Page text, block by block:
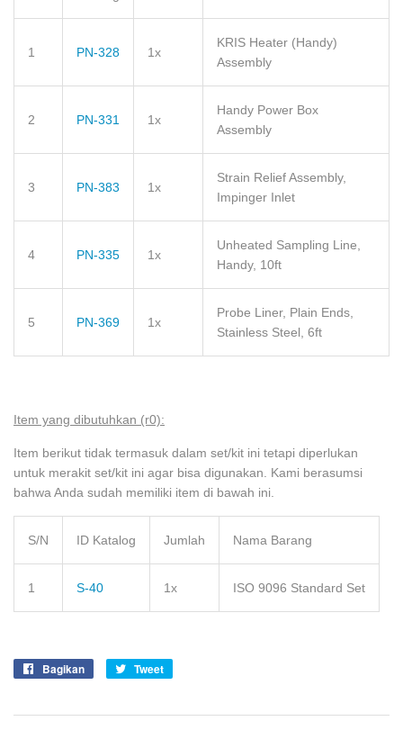
1 PN-328 1x
KRIS Heater (Handy)
Assembly
2 PN-331 1x
Handy Power Box
Assembly
3 PN-383 1x
Strain Relief Assembly,
Impinger Inlet
4 PN-335 1x
Unheated Sampling Line,
Handy, 10ft
5 PN-369 1x
Probe Liner, Plain Ends,
Stainless Steel, 6ft
Item yang dibutuhkan (r0):
Item berikut tidak termasuk dalam set/kit ini tetapi diperlukan
untuk merakit set/kit ini agar bisa digunakan. Kami berasumsi
bahwa Anda sudah memiliki item di bawah ini.
S/N ID Katalog Jumlah Nama Barang
1 S-40 1x ISO 9096 Standard Set
Bagikan
Share
Tweet